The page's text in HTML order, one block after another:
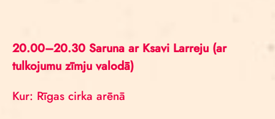
20.00–20.30 Saruna ar Ksavi Larreju (ar
tulkojumu zīmju valodā)
Kur: Rīgas cirka arēnā